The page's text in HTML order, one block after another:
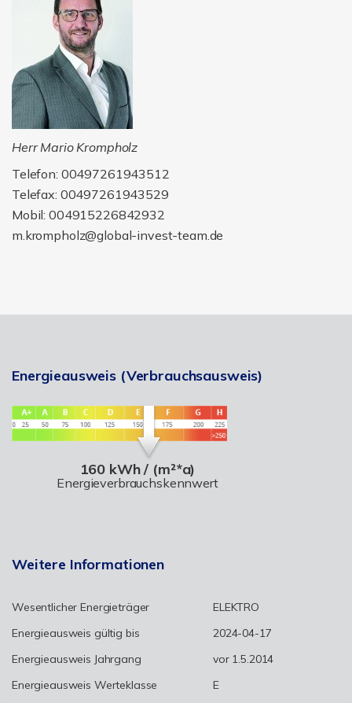
Herr Mario Krompholz
Telefon: 00497261943512
Telefax: 00497261943529
Mobil: 004915226842932
m.krompholz@global-invest-team.de
Energieausweis (Verbrauchsausweis)
160 kWh / (m²*a)
Energieverbrauchskennwert
Weitere Informationen
Wesentlicher Energieträger
ELEKTRO
Energieausweis gültig bis
2024-04-17
Energieausweis Jahrgang
vor 1.5.2014
Energieausweis Werteklasse
E